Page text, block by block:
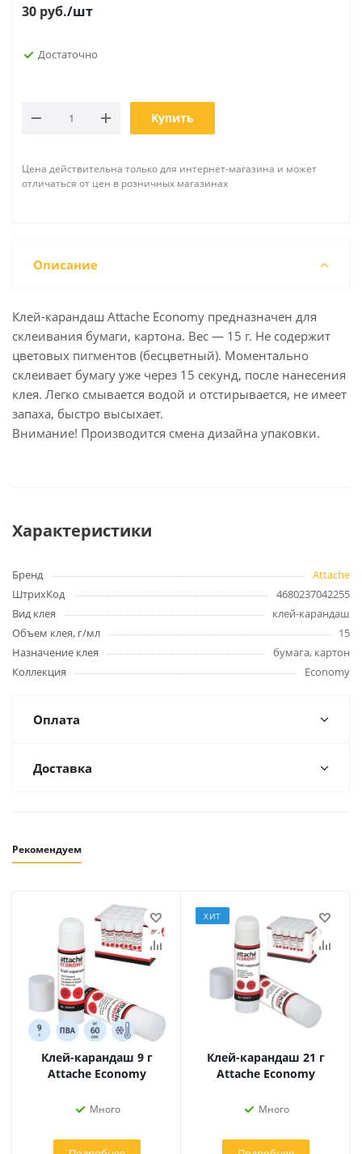
30 руб./шт
Достаточно
Купить
Цена действительна только для интернет-магазина и может
отличаться от цен в розничных магазинах
Описание
Клей-карандаш Attache Economy предназначен для
склеивания бумаги, картона. Вес — 15 г. Не содержит
цветовых пигментов (бесцветный). Моментально
склеивает бумагу уже через 15 секунд, после нанесения
клея. Легко смывается водой и отстирывается, не имеет
запаха, быстро высыхает.
Внимание! Производится смена дизайна упаковки.
Характеристики
Бренд
Attache
ШтрихКод
4680237042255
Вид клея
клей-карандаш
Объем клея, г/мл
15
Назначение клея
бумага, картон
Коллекция
Economy
Оплата
Доставка
Рекомендуем
Клей-карандаш 9 г
Attache Economy
Много
ХИТ
Клей-карандаш 21 г
Attache Economy
Много